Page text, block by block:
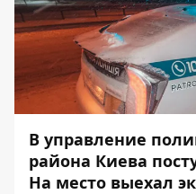
В управление
района Киева
На место выехал